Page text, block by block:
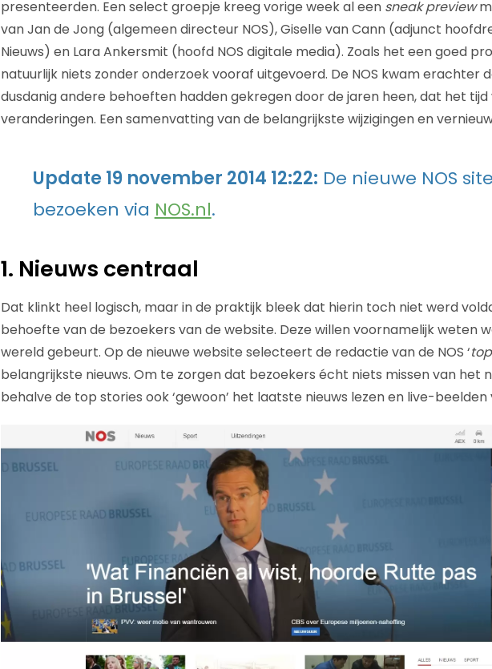
presenteerden. Een select groepje kreeg vorige week al een sneak preview
van Jan de Jong (algemeen directeur NOS), Giselle van Cann (adjunct
Nieuws) en Lara Ankersmit (hoofd NOS digitale media). Zoals het een goed
natuurlijk niets zonder onderzoek vooraf uitgevoerd. De NOS kwam erachter
dusdanig andere behoeften hadden gekregen door de jaren heen, dat het
veranderingen. Een samenvatting van de belangrijkste wijzigingen en
Update 19 november 2014 12:22: De nieuwe NOS
bezoeken via NOS.nl.
1. Nieuws centraal
Dat klinkt heel logisch, maar in de praktijk bleek dat hierin toch niet werd
behoefte van de bezoekers van de website. Deze willen voornamelijk weten
wereld gebeurt. Op de nieuwe website selecteert de redactie van de NOS ‘
belangrijkste nieuws. Om te zorgen dat bezoekers écht niets missen van het
behalve de top stories ook ‘gewoon’ het laatste nieuws lezen en live-beelden